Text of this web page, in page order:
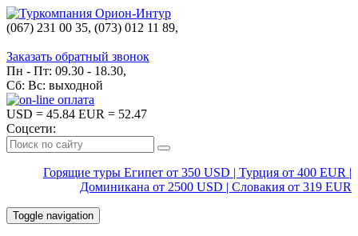
(067) 231 00 35, (073) 012 11 89,
Заказать обратный звонок
Пн - Пт: 09.30 - 18.30,
Сб: Вс: выходной
USD = 45.84 EUR = 52.47
Соцсети:
Горящие туры Египет от 350 USD | Турция от 400 EUR |
Доминикана от 2500 USD | Словакия от 319 EUR
Toggle navigation